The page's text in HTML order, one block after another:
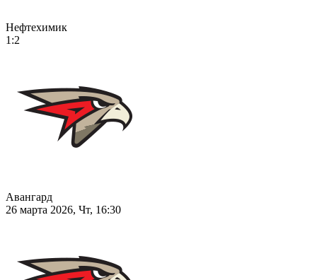
Нефтехимик
1:2
Авангард
26 марта 2026, Чт, 16:30